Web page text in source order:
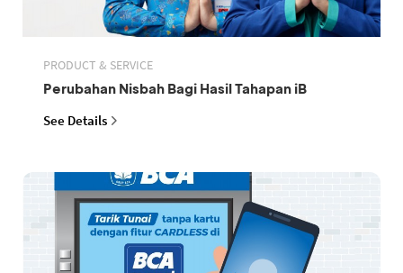
PRODUCT & SERVICE
Perubahan Nisbah Bagi Hasil Tahapan iB
See Details